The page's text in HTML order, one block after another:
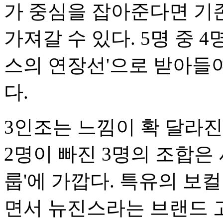
가 중심을 잡아준다면 기
가져갈 수 있다. 5명 중 4
스의 연장선'으로 받아들
다.
3인조는 느낌이 확 달라
2명이 빠진 3명의 조합
룹'에 가깝다. 특유의 보
면서 뉴진스라는 브랜드